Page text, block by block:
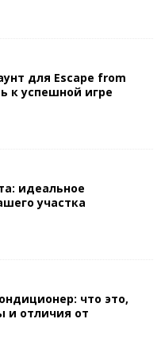
для Escape from
к успешной игре
идеальное
участка
что это,
и отличия от